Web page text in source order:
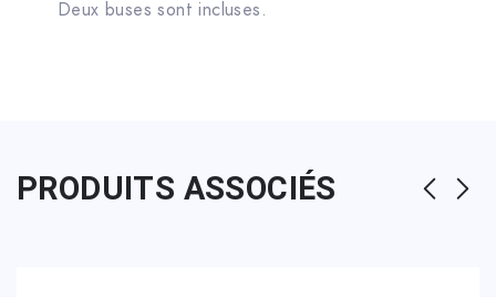
Deux buses sont incluses.
PRODUITS ASSOCIÉS